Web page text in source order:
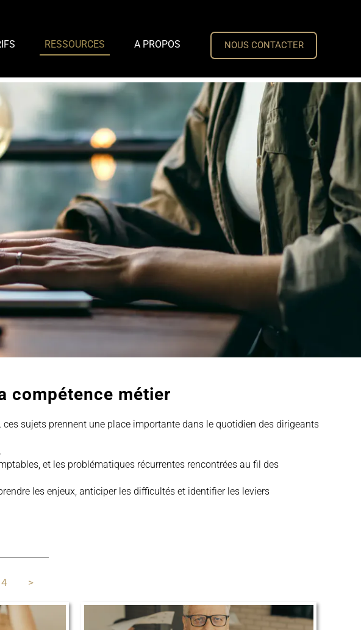
RESSOURCES A PROPOS NOUS CONTACTER
compétence métier
sujets prennent une place importante dans le quotidien des dirigeants
et les problématiques récurrentes rencontrées au fil des
les enjeux, anticiper les difficultés et identifier les leviers
4 >